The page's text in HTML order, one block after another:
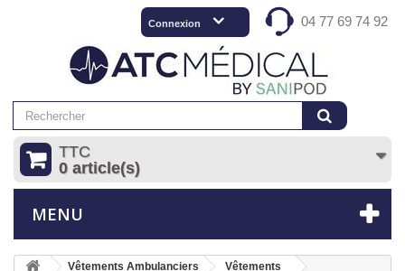
04 77 69 74 92
Connexion
TTC
0 article(s)
MENU
Vêtements Ambulanciers
Vêtements